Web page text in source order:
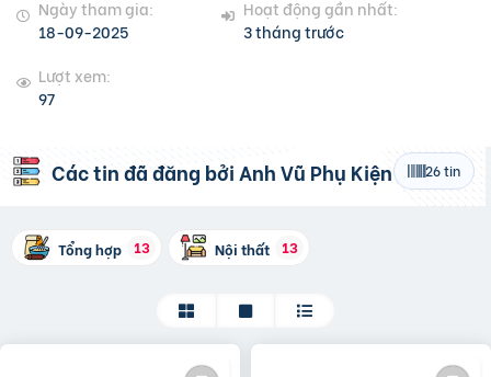
Ngày tham gia:
18-09-2025
Hoạt động gần nhất:
3 tháng trước
Lượt xem:
97
Các tin đã đăng bởi Anh Vũ Phụ Kiện 26 tin
Tổng hợp 13 Nội thất 13